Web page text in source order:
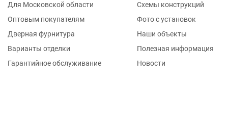
Для Московской области
Оптовым покупателям
Дверная фурнитура
Варианты отделки
Гарантийное обслуживание
Схемы конструкций
Фото с установок
Наши объекты
Полезная информация
Новости